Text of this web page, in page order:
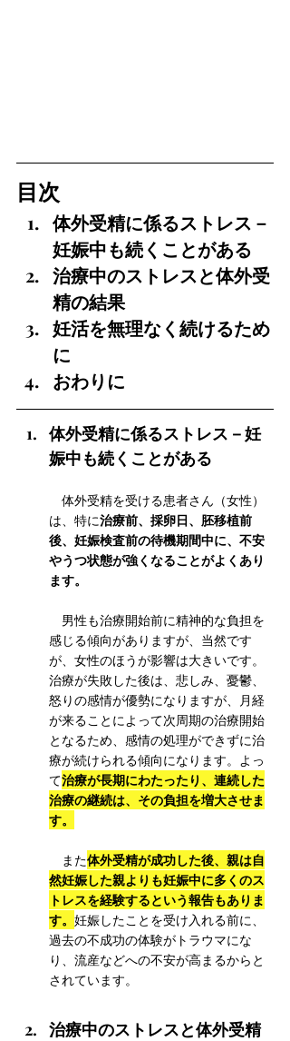
目次
体外受精に係るストレス－
妊娠中も続くことがある
治療中のストレスと体外受
精の結果
妊活を無理なく続けるため
に
おわりに
体外受精に係るストレス－妊
娠中も続くことがある
体外受精を受ける患者さん（女性）
は、特に治療前、採卵日、胚移植前
後、妊娠検査前の待機期間中に、不安
やうつ状態が強くなることがよくあり
ます。
男性も治療開始前に精神的な負担を
感じる傾向がありますが、当然です
が、女性のほうが影響は大きいです。
治療が失敗した後は、悲しみ、憂鬱、
怒りの感情が優勢になりますが、月経
が来ることによって次周期の治療開始
となるため、感情の処理ができずに治
療が続けられる傾向になります。よっ
て治療が長期にわたったり、連続した
治療の継続は、その負担を増大させま
す。
また体外受精が成功した後、親は自
然妊娠した親よりも妊娠中に多くのス
トレスを経験するという報告もありま
す。 妊娠したことを受け入れる前に、
過去の不成功の体験がトラウマにな
り、流産などへの不安が高まるからと
されています。
治療中のストレスと体外受精